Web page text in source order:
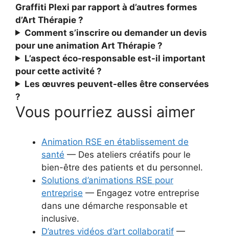
Graffiti Plexi par rapport à d’autres formes
d’Art Thérapie ?
Comment s’inscrire ou demander un devis
pour une animation Art Thérapie ?
L’aspect éco-responsable est-il important
pour cette activité ?
Les œuvres peuvent-elles être conservées
?
Vous pourriez aussi aimer
Animation RSE en établissement de
santé — Des ateliers créatifs pour le
bien-être des patients et du personnel.
Solutions d’animations RSE pour
entreprise — Engagez votre entreprise
dans une démarche responsable et
inclusive.
D’autres vidéos d’art collaboratif —